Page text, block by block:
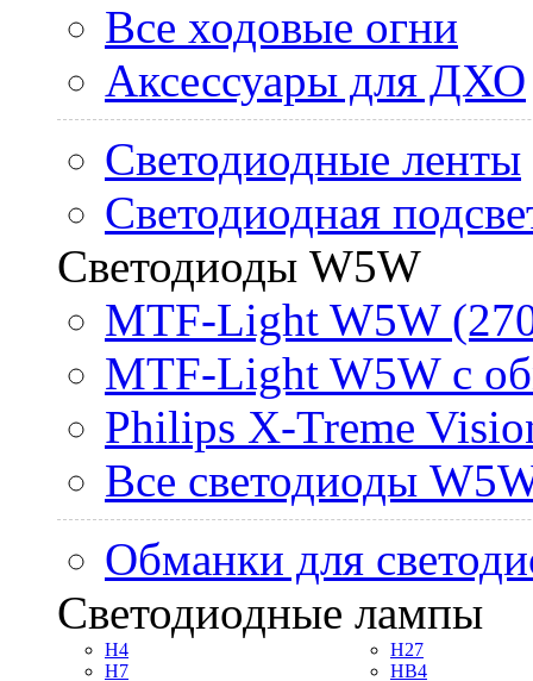
Все ходовые огни
Аксессуары для ДХО
Светодиодные ленты
Светодиодная
Светодиоды W5W
MTF-Light W5W
MTF-Light W5W с
Philips X-Treme
Все светодиоды
Обманки для
Светодиодные лампы
H4
H7
H27
HB4